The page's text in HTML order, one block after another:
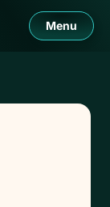
Menu